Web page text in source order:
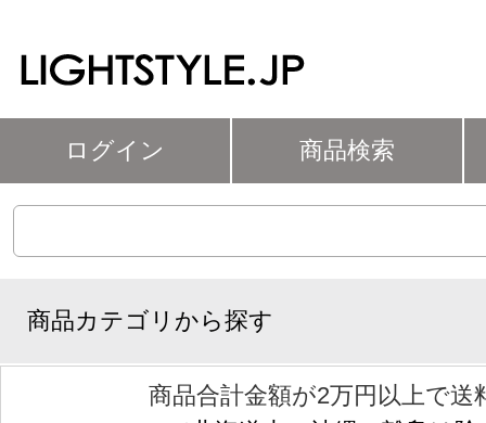
ログイン 商品検索
商品カテゴリから探す
商品合計金額が2万円以上で送